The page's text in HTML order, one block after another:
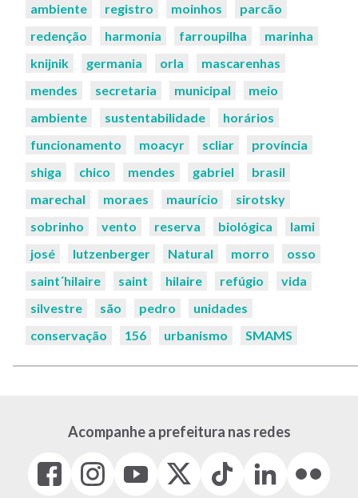
ambiente
registro moinhos
parcão
redenção
harmonia farroupilha
marinha
knijnik
germania orla
mascarenhas
mendes
secretaria municipal
meio
ambiente
sustentabilidade
horários
funcionamento
moacyr scliar
província
shiga
chico mendes gabriel
brasil
marechal
moraes maurício
sirotsky
sobrinho
vento reserva biológica
lami
josé
lutzenberger Natural morro
osso
saint´hilaire
saint hilaire refúgio
vida
silvestre
são pedro
unidades
conservação
156 urbanismo SMAMS
Acompanhe a prefeitura nas redes
Facebook
(link
Instagram
(link
(link
(Antigo
Tiktok
(link
LinkedIn
(link
(link